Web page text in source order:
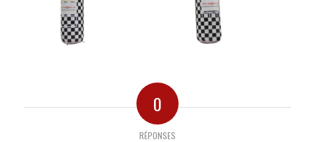
0
RÉPONSES